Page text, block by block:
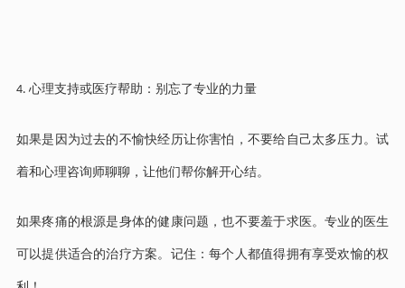
4. 心理支持或医疗帮助：别忘了专业的力量
如果是因为过去的不愉快经历让你害怕，不要给自己太多压力。试
着和心理咨询师聊聊，让他们帮你解开心结。
如果疼痛的根源是身体的健康问题，也不要羞于求医。专业的医生
可以提供适合的治疗方案。记住：每个人都值得拥有享受欢愉的权